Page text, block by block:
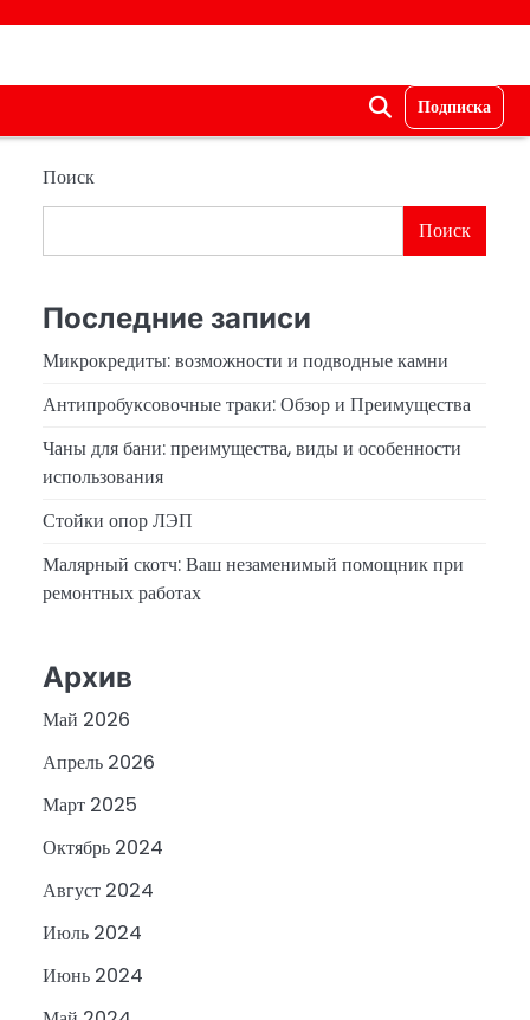
Подписка
Поиск
Поиск
Последние записи
Микрокредиты: возможности и подводные камни
Антипробуксовочные траки: Обзор и Преимущества
Чаны для бани: преимущества, виды и особенности
использования
Стойки опор ЛЭП
Малярный скотч: Ваш незаменимый помощник при
ремонтных работах
Архив
Май 2026
Апрель 2026
Март 2025
Октябрь 2024
Август 2024
Июль 2024
Июнь 2024